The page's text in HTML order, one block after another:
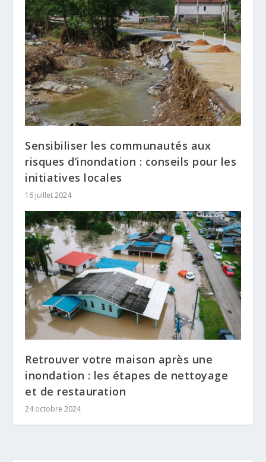
Sensibiliser les communautés aux
risques d’inondation : conseils pour les
initiatives locales
16 juillet 2024
Retrouver votre maison après une
inondation : les étapes de nettoyage
et de restauration
24 octobre 2024